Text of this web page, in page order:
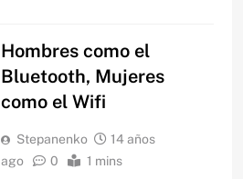
Hombres como el
Bluetooth, Mujeres
como el Wifi
Stepanenko
14 años
ago
0 1 mins